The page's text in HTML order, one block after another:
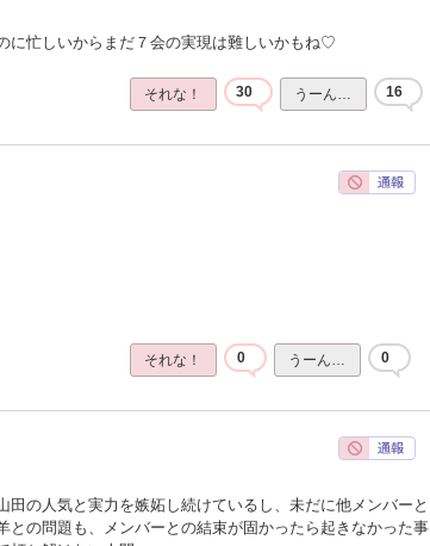
に忙しいからまだ７会の実現は難しいかもね♡
それな！ 30 うーん… 16
それな！ 0 うーん… 0
田の人気と実力を嫉妬し続けているし、未だに他メンバーと
との問題も、メンバーとの結束が固かったら起きなかった事